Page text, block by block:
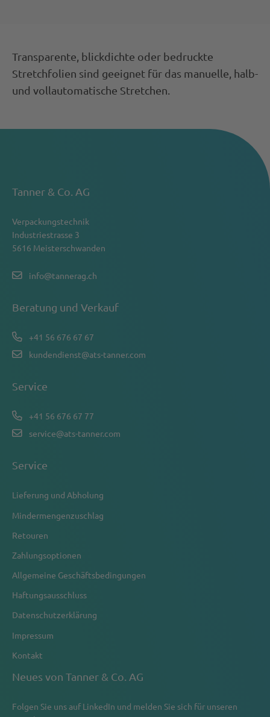
Transparente, blickdichte oder bedruckte
Stretchfolien sind geeignet für das manuelle, halb-
und vollautomatische Stretchen.
Tanner & Co. AG
Verpackungstechnik
Industriestrasse 3
5616 Meisterschwanden
info@tannerag.ch
Beratung und Verkauf
+41 56 676 67 67
kundendienst@ats-tanner.com
Service
+41 56 676 67 77
service@ats-tanner.com
Service
Lieferung und Abholung
Mindermengenzuschlag
Retouren
Zahlungsoptionen
Allgemeine Geschäftsbedingungen
Haftungsausschluss
Datenschutzerklärung
Impressum
Kontakt
Neues von Tanner & Co. AG
Folgen Sie uns aufLinkedIn und melden Sie sich für unseren